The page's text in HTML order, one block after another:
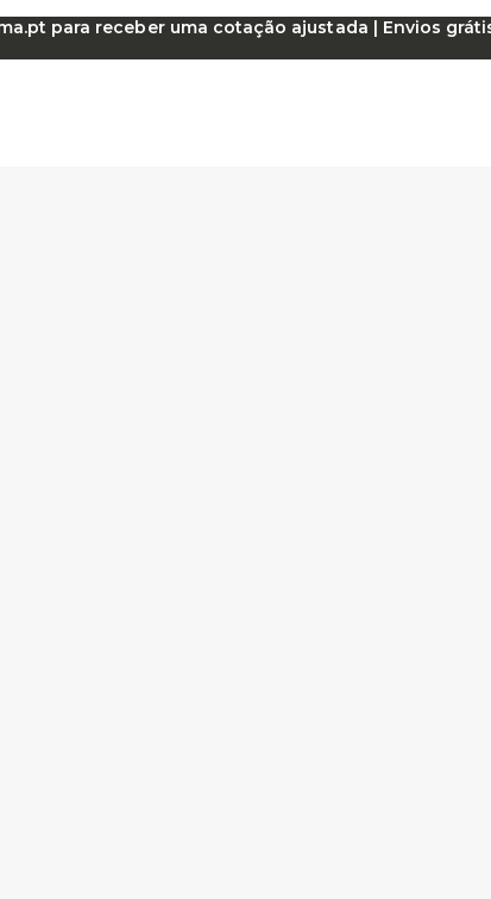
para receber uma cotação ajustada | Envios